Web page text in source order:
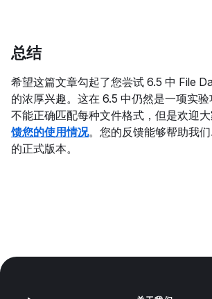
总结
希望这篇文章勾起了您尝试 6.5 中 File
的浓厚兴趣。这在 6.5 中仍然是一项实
不能正确匹配每种文件格式，但是欢迎
馈您的使用情况。您的反馈能够帮助我
的正式版本。